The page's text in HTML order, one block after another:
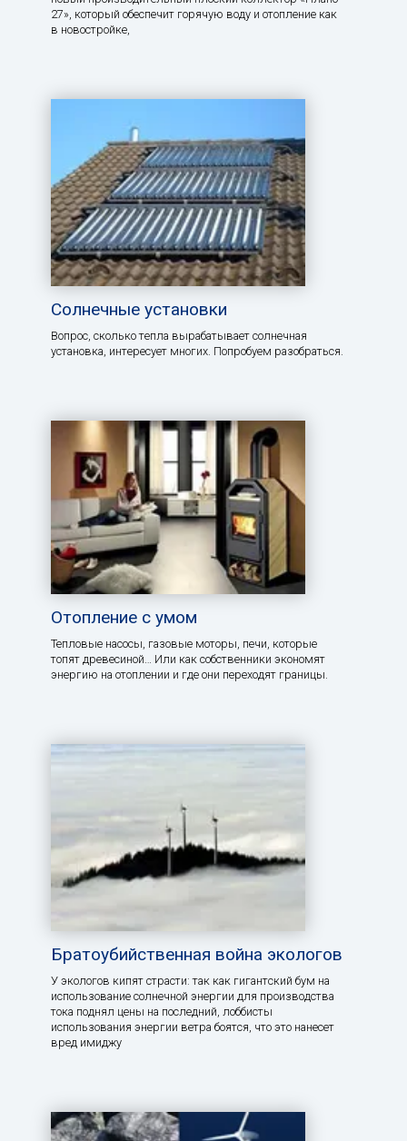
27», который обеспечит горячую воду и отопление как
в новостройке,
Солнечные установки
Вопрос, сколько тепла вырабатывает солнечная
установка, интересует многих. Попробуем разобраться.
Отопление с умом
Тепловые насосы, газовые моторы, печи, которые
топят древесиной… Или как собственники экономят
энергию на отоплении и где они переходят границы.
Братоубийственная война экологов
У экологов кипят страсти: так как гигантский бум на
использование солнечной энергии для производства
тока поднял цены на последний, лоббисты
использования энергии ветра боятся, что это нанесет
вред имиджу